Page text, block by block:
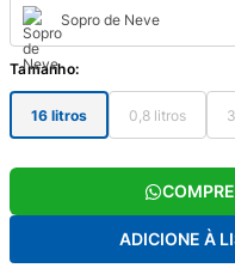
Sopro de Neve
Tamanho:
16 litros 0,8 litros
ADICIONE À